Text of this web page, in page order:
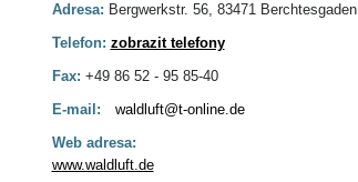
Adresa: Bergwerkstr. 56, 83471 Berchtesgaden
Telefon: zobrazit telefony
Fax: +49 86 52 - 95 85-40
E-mail:
waldluft@t-online.de
Web adresa:
www.waldluft.de